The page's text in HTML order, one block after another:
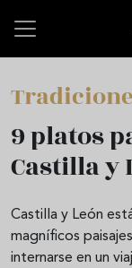
9 platos
Castilla y
Castilla y León
magníficos
internarse en un